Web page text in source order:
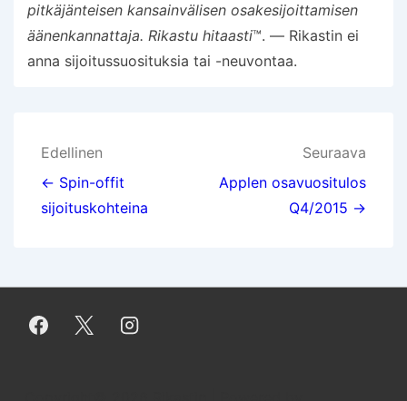
pitkäjänteisen kansainvälisen osakesijoittamisen
äänenkannattaja. Rikastu hitaasti™. — Rikastin ei
anna sijoitussuosituksia tai -neuvontaa.
Artikkelien
selaus
Edellinen
← Spin-offit
sijoituskohteina
Seuraava
Applen osavuositulos
Q4/2015 →